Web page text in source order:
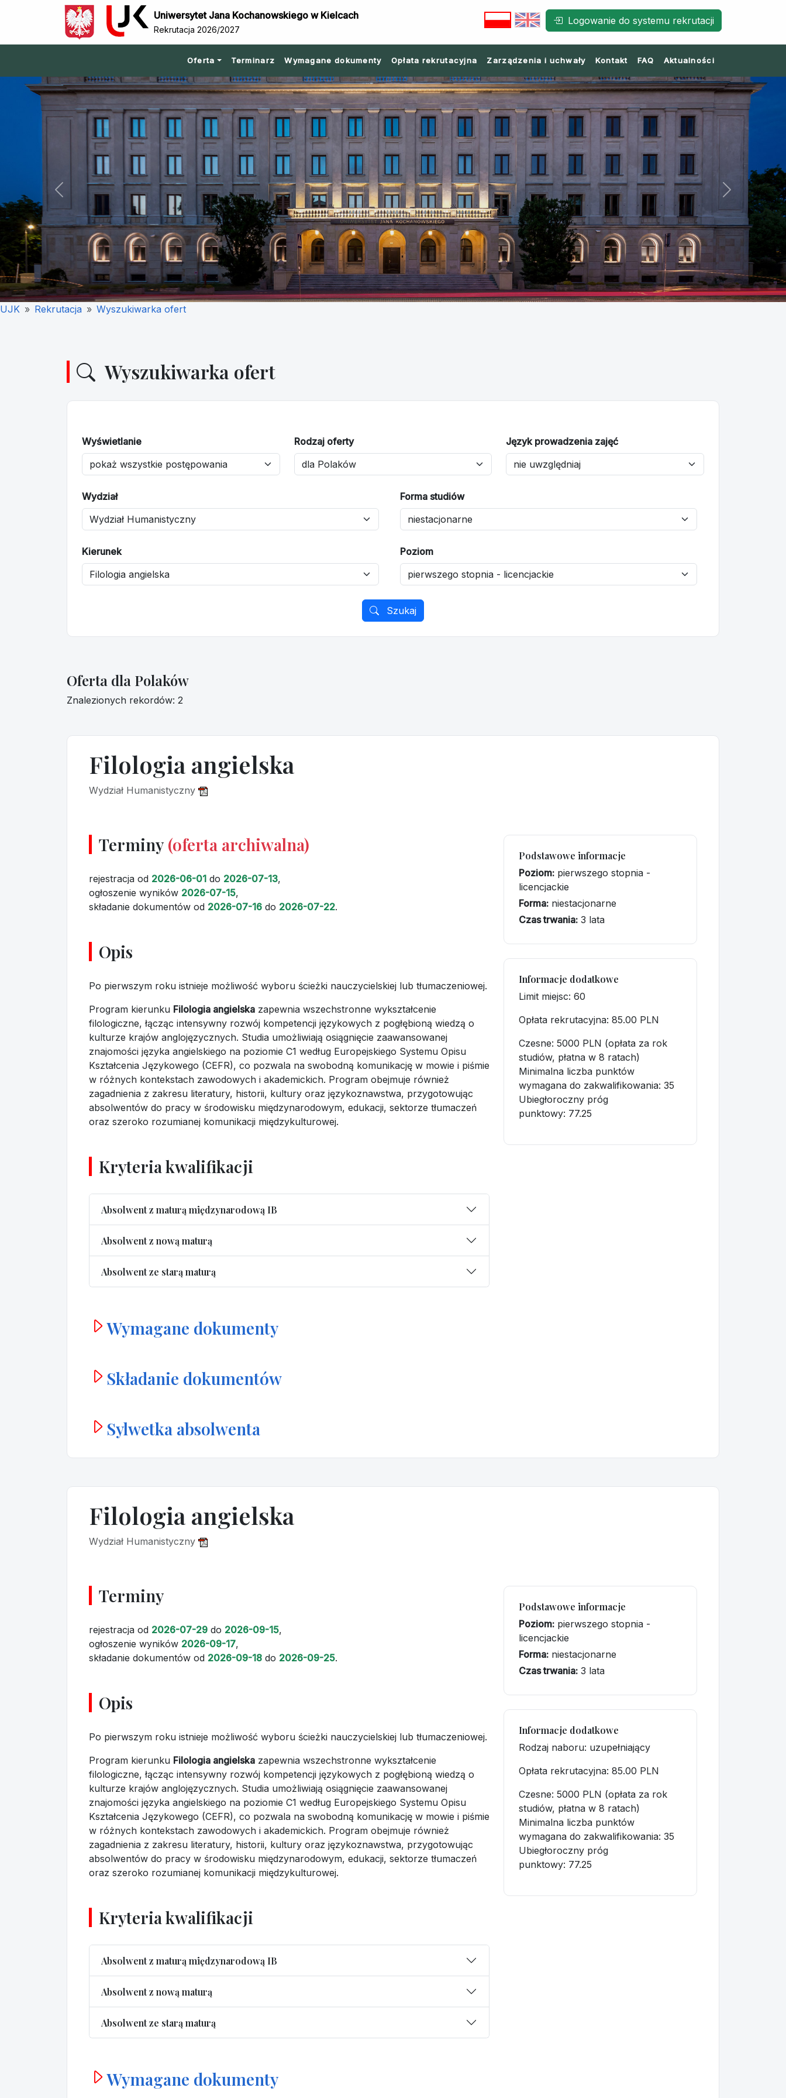
Uniwersytet Jana Kochanowskiego w Kielcach
Rekrutacja 2026/2027
Logowanie do systemu rekrutacji
Oferta Terminarz Wymagane dokumenty Opłata rekrutacyjna Zarządzenia i uchwały Kontakt FAQ Aktualności
Previous Next
UJK Rekrutacja Wyszukiwarka ofert
Wyszukiwarka ofert
Wyświetlanie Rodzaj oferty Język prowadzenia zajęć
Wydział
Kierunek
Forma studiów
Poziom
Szukaj
Oferta dla Polaków
Znalezionych rekordów: 2
Filologia angielska
Wydział Humanistyczny
Terminy (oferta archiwalna)
rejestracja od 2026-06-01 do 2026-07-13,
ogłoszenie wyników 2026-07-15,
składanie dokumentów od 2026-07-16 do 2026-07-22.
Opis
Po pierwszym roku istnieje możliwość wyboru ścieżki nauczycielskiej lub tłumaczeniowej.
Program kierunku Filologia angielska zapewnia wszechstronne wykształcenie
filologiczne, łącząc intensywny rozwój kompetencji językowych z pogłębioną wiedzą o
kulturze krajów anglojęzycznych. Studia umożliwiają osiągnięcie zaawansowanej
znajomości języka angielskiego na poziomie C1 według Europejskiego Systemu Opisu
Kształcenia Językowego (CEFR), co pozwala na swobodną komunikację w mowie i piśmie
w różnych kontekstach zawodowych i akademickich. Program obejmuje również
zagadnienia z zakresu literatury, historii, kultury oraz językoznawstwa, przygotowując
absolwentów do pracy w środowisku międzynarodowym, edukacji, sektorze tłumaczeń
oraz szeroko rozumianej komunikacji międzykulturowej.
Kryteria kwalifikacji
Absolwent z maturą międzynarodową IB
Absolwent z nową maturą
Absolwent ze starą maturą
Wymagane dokumenty
Składanie dokumentów
Sylwetka absolwenta
Podstawowe informacje
Poziom: pierwszego stopnia -
licencjackie
Forma: niestacjonarne
Czas trwania: 3 lata
Informacje dodatkowe
Limit miejsc: 60
Opłata rekrutacyjna: 85.00 PLN
Czesne: 5000 PLN (opłata za rok
studiów, płatna w 8 ratach)
Minimalna liczba punktów
wymagana do zakwalifikowania: 35
Ubiegłoroczny próg
punktowy: 77.25
Filologia angielska
Wydział Humanistyczny
Terminy
rejestracja od 2026-07-29 do 2026-09-15,
ogłoszenie wyników 2026-09-17,
składanie dokumentów od 2026-09-18 do 2026-09-25.
Opis
Po pierwszym roku istnieje możliwość wyboru ścieżki nauczycielskiej lub tłumaczeniowej.
Program kierunku Filologia angielska zapewnia wszechstronne wykształcenie
filologiczne, łącząc intensywny rozwój kompetencji językowych z pogłębioną wiedzą o
kulturze krajów anglojęzycznych. Studia umożliwiają osiągnięcie zaawansowanej
znajomości języka angielskiego na poziomie C1 według Europejskiego Systemu Opisu
Kształcenia Językowego (CEFR), co pozwala na swobodną komunikację w mowie i piśmie
w różnych kontekstach zawodowych i akademickich. Program obejmuje również
zagadnienia z zakresu literatury, historii, kultury oraz językoznawstwa, przygotowując
absolwentów do pracy w środowisku międzynarodowym, edukacji, sektorze tłumaczeń
oraz szeroko rozumianej komunikacji międzykulturowej.
Kryteria kwalifikacji
Absolwent z maturą międzynarodową IB
Absolwent z nową maturą
Absolwent ze starą maturą
Wymagane dokumenty
Podstawowe informacje
Poziom: pierwszego stopnia -
licencjackie
Forma: niestacjonarne
Czas trwania: 3 lata
Informacje dodatkowe
Rodzaj naboru: uzupełniający
Opłata rekrutacyjna: 85.00 PLN
Czesne: 5000 PLN (opłata za rok
studiów, płatna w 8 ratach)
Minimalna liczba punktów
wymagana do zakwalifikowania: 35
Ubiegłoroczny próg
punktowy: 77.25